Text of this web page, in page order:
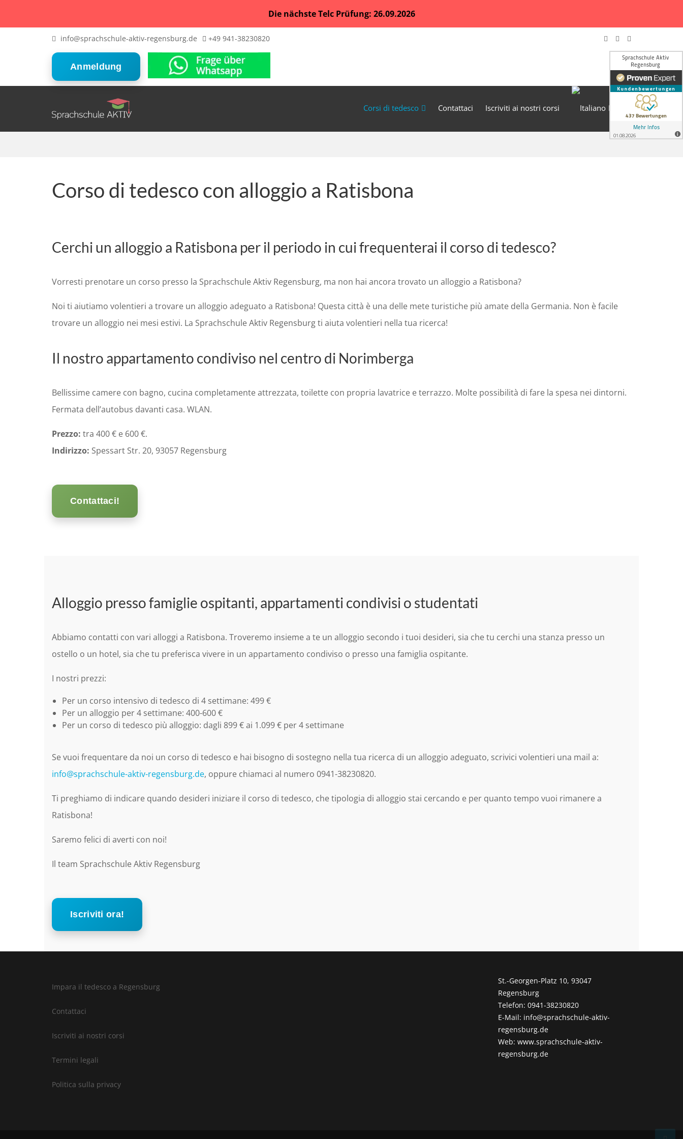
Die nächste Telc Prüfung: 26.09.2026
info@sprachschule-aktiv-regensburg.de +49 941-38230820
Anmeldung
Corsi di tedesco Contattaci Iscriviti ai nostri corsi
Corso di tedesco con alloggio a Ratisbona
Cerchi un alloggio a Ratisbona per il periodo in cui frequenterai il corso di tedesco?
Vorresti prenotare un corso presso la Sprachschule Aktiv Regensburg, ma non hai ancora trovato un alloggio a Ratisbona?
Noi ti aiutiamo volentieri a trovare un alloggio adeguato a Ratisbona! Questa città è una delle mete turistiche più amate della Germania. Non è facile
trovare un alloggio nei mesi estivi. La Sprachschule Aktiv Regensburg ti aiuta volentieri nella tua ricerca!
Il nostro appartamento condiviso nel centro di Norimberga
Bellissime camere con bagno, cucina completamente attrezzata, toilette con propria lavatrice e terrazzo. Molte possibilità di fare la spesa nei dintorni.
Fermata dell’autobus davanti casa. WLAN.
Prezzo: tra 400 € e 600 €.
Indirizzo: Spessart Str. 20, 93057 Regensburg
Contattaci!
Alloggio presso famiglie ospitanti, appartamenti condivisi o studentati
Abbiamo contatti con vari alloggi a Ratisbona. Troveremo insieme a te un alloggio secondo i tuoi desideri, sia che tu cerchi una stanza presso un
ostello o un hotel, sia che tu preferisca vivere in un appartamento condiviso o presso una famiglia ospitante.
I nostri prezzi:
Per un corso intensivo di tedesco di 4 settimane: 499 €
Per un alloggio per 4 settimane: 400-600 €
Per un corso di tedesco più alloggio: dagli 899 € ai 1.099 € per 4 settimane
Se vuoi frequentare da noi un corso di tedesco e hai bisogno di sostegno nella tua ricerca di un alloggio adeguato, scrivici volentieri una mail a:
info@sprachschule-aktiv-regensburg.de, oppure chiamaci al numero 0941-38230820.
Ti preghiamo di indicare quando desideri iniziare il corso di tedesco, che tipologia di alloggio stai cercando e per quanto tempo vuoi rimanere a
Ratisbona!
Saremo felici di averti con noi!
Il team Sprachschule Aktiv Regensburg
Iscriviti ora!
Impara il tedesco a Regensburg
Contattaci
Iscriviti ai nostri corsi
Termini legali
Politica sulla privacy
St.-Georgen-Platz 10, 93047
Regensburg
Telefon: 0941-38230820
E-Mail: info@sprachschule-aktiv-
regensburg.de
Web: www.sprachschule-aktiv-
regensburg.de